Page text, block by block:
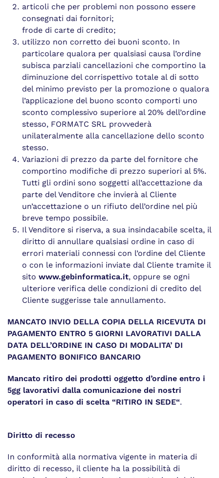
articoli che per problemi non possono essere
consegnati dai fornitori;
frode di carte di credito;
utilizzo non corretto dei buoni sconto. In
particolare qualora per qualsiasi causa l’ordine
subisca parziali cancellazioni che comportino la
diminuzione del corrispettivo totale al di sotto
del minimo previsto per la promozione o qualora
l’applicazione del buono sconto comporti uno
sconto complessivo superiore al 20% dell’ordine
stesso, FORMATC SRL provvederà
unilateralmente alla cancellazione dello sconto
stesso.
Variazioni di prezzo da parte del fornitore che
comportino modifiche di prezzo superiori al 5%.
Tutti gli ordini sono soggetti all’accettazione da
parte del Venditore che invierà al Cliente
un’accettazione o un rifiuto dell’ordine nel più
breve tempo possibile.
Il Venditore si riserva, a sua insindacabile scelta, il
diritto di annullare qualsiasi ordine in caso di
errori materiali connessi con l’ordine del Cliente
o con le informazioni inviate dal Cliente tramite il
sito www.gebinformatica.it, oppure se ogni
ulteriore verifica delle condizioni di credito del
Cliente suggerisse tale annullamento.
MANCATO INVIO DELLA COPIA DELLA RICEVUTA DI
PAGAMENTO ENTRO 5 GIORNI LAVORATIVI DALLA
DATA DELL’ORDINE IN CASO DI MODALITA’ DI
PAGAMENTO BONIFICO BANCARIO
Mancato ritiro dei prodotti oggetto d’ordine entro i
5gg lavorativi dalla comunicazione dei nostri
operatori in caso di scelta “RITIRO IN SEDE“.
Diritto di recesso
In conformità alla normativa vigente in materia di
diritto di recesso, il cliente ha la possibilità di